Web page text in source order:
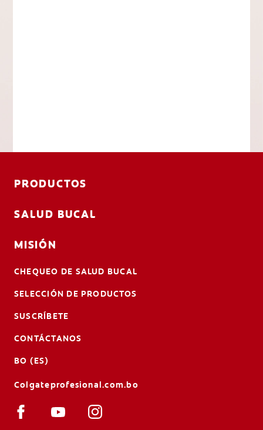
PRODUCTOS
SALUD BUCAL
MISIÓN
CHEQUEO DE SALUD BUCAL
SELECCIÓN DE PRODUCTOS
SUSCRÍBETE
CONTÁCTANOS
BO (ES)
Colgateprofesional.com.bo